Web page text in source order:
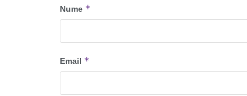
Nume *
Email *